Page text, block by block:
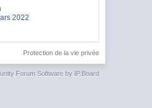
2022
Protection de la vie privée
Forum Software by IP.Board